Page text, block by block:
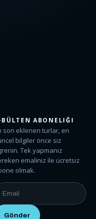
BÜLTEN ABONELIĞI
son eklenen turlar, en
bilgiler önce siz
Tek yapmaniz
emaliniz ile ücretsiz
olmak.